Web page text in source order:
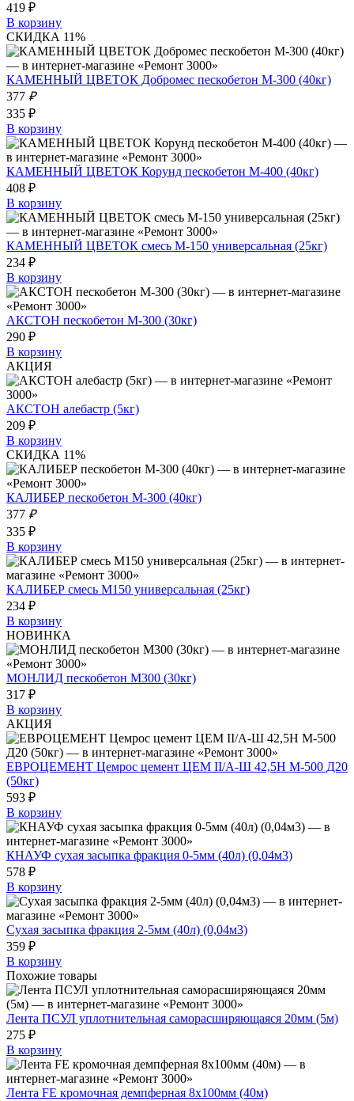
419 ₽
В корзину
СКИДКА 11%
КАМЕННЫЙ ЦВЕТОК Добромес пескобетон М-300 (40кг)
377 ₽
335 ₽
В корзину
КАМЕННЫЙ ЦВЕТОК Корунд пескобетон М-400 (40кг)
408 ₽
В корзину
КАМЕННЫЙ ЦВЕТОК смесь М-150 универсальная (25кг)
234 ₽
В корзину
АКСТОН пескобетон М-300 (30кг)
290 ₽
В корзину
АКЦИЯ
АКСТОН алебастр (5кг)
209 ₽
В корзину
СКИДКА 11%
КАЛИБЕР пескобетон М-300 (40кг)
377 ₽
335 ₽
В корзину
КАЛИБЕР смесь M150 универсальная (25кг)
234 ₽
В корзину
НОВИНКА
МОНЛИД пескобетон М300 (30кг)
317 ₽
В корзину
АКЦИЯ
ЕВРОЦЕМЕНТ Цемрос цемент ЦЕМ II/А-Ш 42,5Н М-500 Д20
(50кг)
593 ₽
В корзину
КНАУФ сухая засыпка фракция 0-5мм (40л) (0,04м3)
578 ₽
В корзину
Сухая засыпка фракция 2-5мм (40л) (0,04м3)
359 ₽
В корзину
Похожие товары
Лента ПСУЛ уплотнительная саморасширяющаяся 20мм (5м)
275 ₽
В корзину
Лента FE кромочная демпферная 8х100мм (40м)